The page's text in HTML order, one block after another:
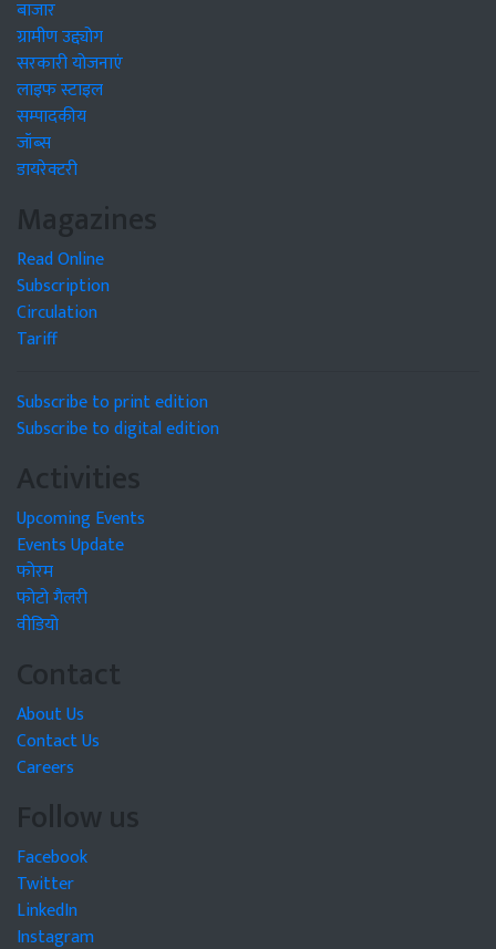
बाजार
ग्रामीण उद्द्योग
सरकारी योजनाएं
लाइफ स्टाइल
सम्पादकीय
जॉब्स
डायरेक्टरी
Magazines
Read Online
Subscription
Circulation
Tariff
Subscribe to print edition
Subscribe to digital edition
Activities
Upcoming Events
Events Update
फोरम
फोटो गैलरी
वीडियो
Contact
About Us
Contact Us
Careers
Follow us
Facebook
Twitter
LinkedIn
Instagram